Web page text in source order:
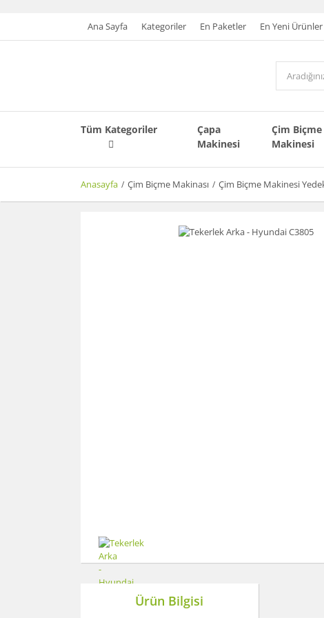
Ana Sayfa Kategoriler En Paketler En Yeni Ürünler
Tüm Kategoriler
Çapa
Makinesi
Çim Biçme
Makinesi
Anasayfa Çim Biçme Makinası Çim Biçme Makinesi
Ürün Bilgisi